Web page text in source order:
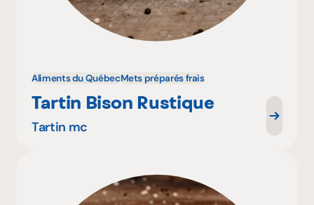
Aliments du QuébecMets préparés frais
Tartin Bison Rustique
Tartin mc